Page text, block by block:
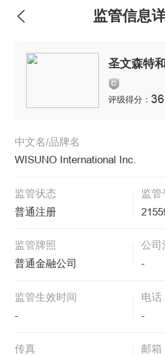
监管信息
评级得分：
中文名/品牌名
WISUNO International Inc.
监管状态
普通注册
监管
监管牌照
普通金融公司
公司
-
监管生效时间
-
电话
-
传真
邮箱